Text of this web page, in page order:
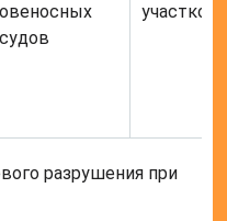
участков
разрушения при